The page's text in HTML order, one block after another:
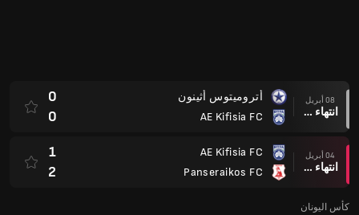
08 أبريل
انتهاء وقت المباراة
أتروميتوس أثينون
AE Kifisia FC
0
0
04 أبريل
انتهاء وقت المباراة
AE Kifisia FC
Panseraikos FC
1
2
كأس اليونان